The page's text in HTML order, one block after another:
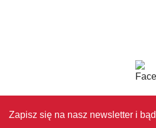
Zapisz się na nasz newsletter i